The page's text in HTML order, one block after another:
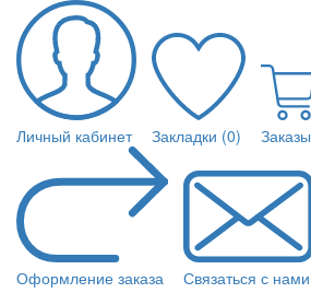
Личный кабинет Закладки (0) Заказы
Оформление заказа Связаться с нами